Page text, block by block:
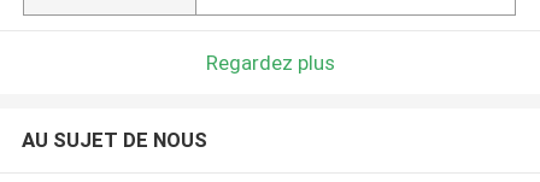
Regardez plus
AU SUJET DE NOUS